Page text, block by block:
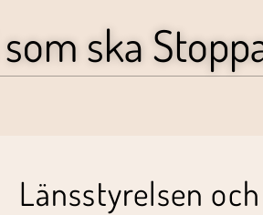
ska
Länsstyrelsen